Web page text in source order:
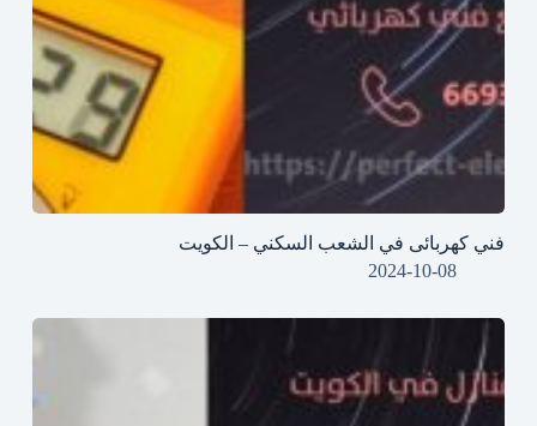
فني كهربائى في الشعب السكني – الكويت
2024-10-08